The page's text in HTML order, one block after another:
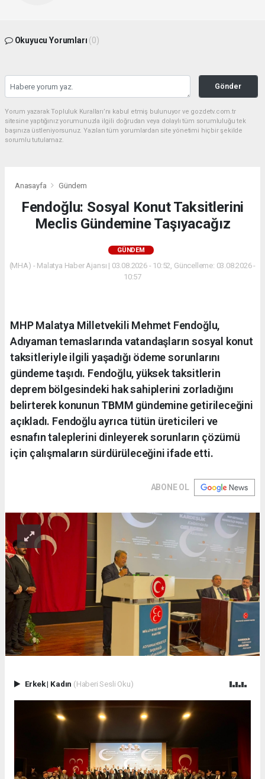
Okuyucu Yorumları (0)
Gönder
Yorum yazarak Topluluk Kuralları’nı kabul etmiş bulunuyor ve gozdetv.com.tr
sitesine yaptığınız yorumunuzla ilgili doğrudan veya dolaylı tüm sorumluluğu tek
başınıza üstleniyorsunuz. Yazılan tüm yorumlardan site yönetimi hiçbir şekilde
sorumlu tutulamaz.
Anasayfa Gündem
Fendoğlu: Sosyal Konut Taksitlerini
Meclis Gündemine Taşıyacağız
GÜNDEM
(MHA) - Malatya Haber Ajansı | 03.08.2026 - 10:52, Güncelleme: 03.08.2026 -
10:57
MHP Malatya Milletvekili Mehmet Fendoğlu,
Adıyaman temaslarında vatandaşların sosyal konut
taksitleriyle ilgili yaşadığı ödeme sorunlarını
gündeme taşıdı. Fendoğlu, yüksek taksitlerin
deprem bölgesindeki hak sahiplerini zorladığını
belirterek konunun TBMM gündemine getirileceğini
açıkladı. Fendoğlu ayrıca tütün üreticileri ve
esnafın taleplerini dinleyerek sorunların çözümü
için çalışmaların sürdürüleceğini ifade etti.
ABONE OL
Erkek| Kadın (Haberi Sesli Oku)